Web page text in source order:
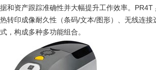
据和资产跟踪准确性并大幅提升工作效率。PR4T
热转印成像耐久性（条码/文本/图形）、无线连接
式，构成多种多功能组合。